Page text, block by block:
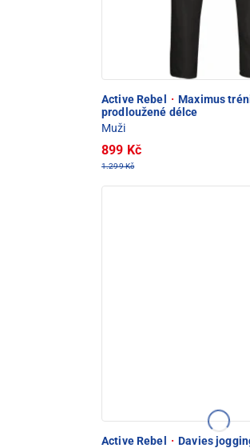
Active Rebel · Maximus
prodloužené délce
Muži
899 Kč
1.299 Kč
Active Rebel · Davies